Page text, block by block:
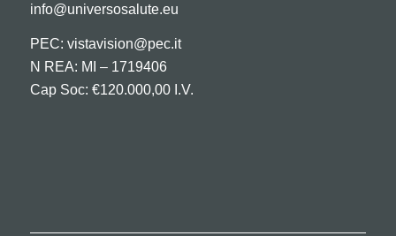
info@universosalute.eu
PEC: vistavision@pec.it
N REA: MI – 1719406
Cap Soc: €120.000,00 I.V.